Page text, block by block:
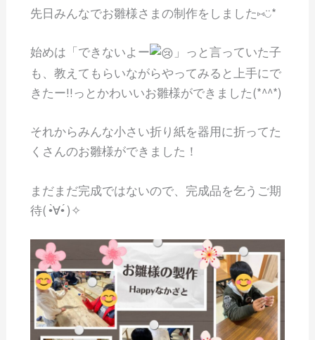
先日みんなでお雛様さまの制作をしました⑅︎◡̈︎*
始めは「できないよー
」っと言っていた子
も、教えてもらいながらやってみると上手にで
きたー!!っとかわいいお雛様ができました(*^^*)
それからみんな小さい折り紙を器用に折ってた
くさんのお雛様ができました！
まだまだ完成ではないので、完成品を乞うご期
待( •̀∀•́ )✧